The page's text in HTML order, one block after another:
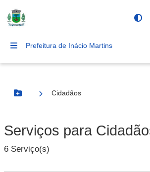
Prefeitura de Inácio Martins
Botão Menu
Cidadãos
Serviços para
6 Serviço(s)